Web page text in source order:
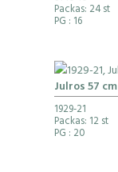
Packas: 24 st
PG : 16
Julros 57 cm
1929-21
Packas: 12 st
PG : 20